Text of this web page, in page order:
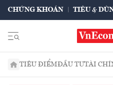
CHỨNG KHOÁN TIÊU &
TIÊU ĐIỂMĐẦU TƯTÀI